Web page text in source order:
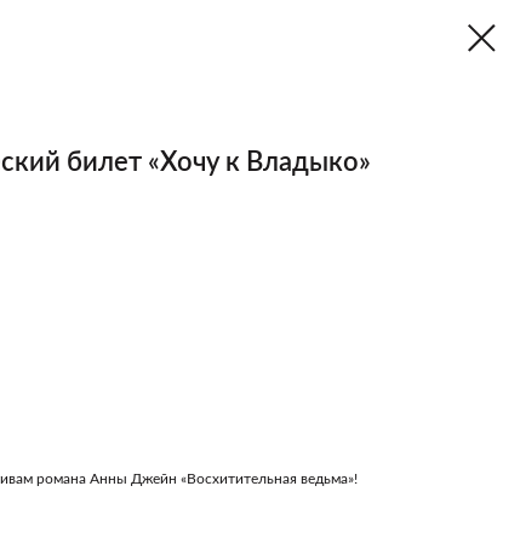
билет «Хочу к Владыко»
романа Анны Джейн «Восхитительная ведьма»!